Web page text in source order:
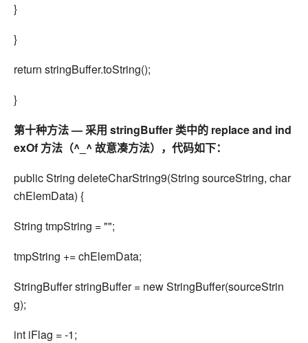
}
}
return stringBuffer.toString();
}
第十种方法 — 采用 stringBuffer 类中的 replace and ind
exOf 方法（^_^ 故意凑方法），代码如下：
public String deleteCharString9(String sourceString, char
chElemData) {
String tmpString = "";
tmpString += chElemData;
StringBuffer stringBuffer = new StringBuffer(sourceStrin
g);
int iFlag = -1;